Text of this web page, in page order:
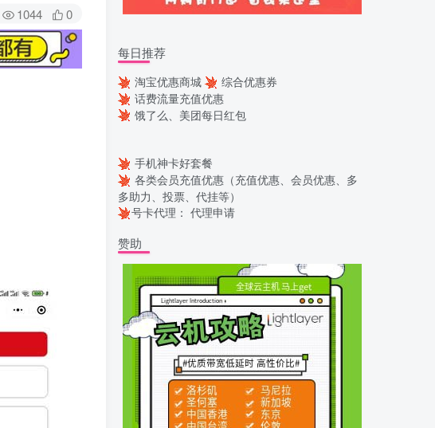
1044 0
每日推荐
淘宝优惠商城
综合优惠券
话费流量充值优惠
饿了么、美团每日红包
手机神卡好套餐
各类会员充值优惠（充值优惠、会员优惠、多
多助力、投票、代挂等）
号卡代理： 代理申请
赞助